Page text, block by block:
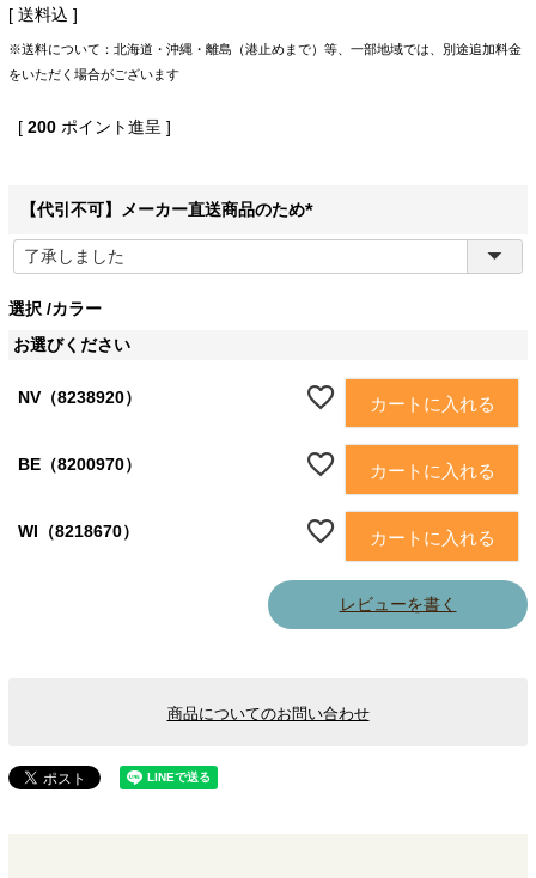
送料込
※送料について：北海道・沖縄・離島（港止めまで）等、一部地域では、別途追加料金
をいただく場合がございます
[ 200 ポイント進呈 ]
【代引不可】メーカー直送商品のため
(
選択
カラー
お選びください
NV（8238920） カートに入れる
BE（8200970） カートに入れる
WI（8218670） カートに入れる
レビューを書く
商品についてのお問い合わせ